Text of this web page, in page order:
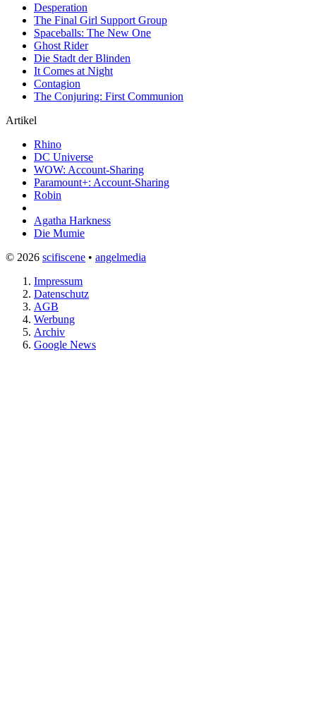
Desperation
The Final Girl Support Group
Spaceballs: The New One
Ghost Rider
Die Stadt der Blinden
It Comes at Night
Contagion
The Conjuring: First Communion
Artikel
Rhino
DC Universe
WOW: Account-Sharing
Paramount+: Account-Sharing
Robin
Agatha Harkness
Die Mumie
© 2026 scifiscene • angelmedia
Impressum
Datenschutz
AGB
Werbung
Archiv
Google News